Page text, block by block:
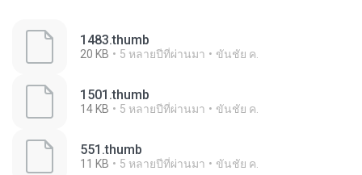
1483.thumb
20 KB 5 หลายปีที่ผ่านมา ขันชัย ค.
1501.thumb
14 KB 5 หลายปีที่ผ่านมา ขันชัย ค.
551.thumb
11 KB 5 หลายปีที่ผ่านมา ขันชัย ค.